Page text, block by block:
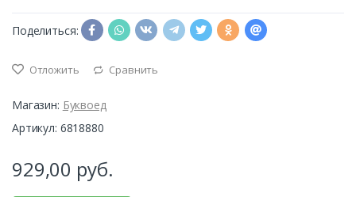
Поделиться:
Отложить Сравнить
Магазин: Буквоед
Артикул: 6818880
929,00 руб.